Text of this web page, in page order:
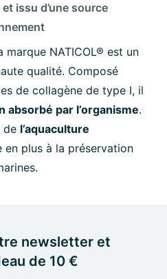
issu d’une source
marque NATICOL® est un
qualité. Composé
de collagène de type I, il
absorbé par l’organisme.
de l’aquaculture
en plus à la préservation
newsletter et
de 10 €